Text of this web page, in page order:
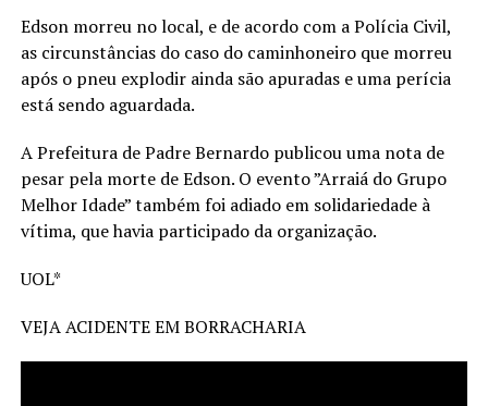
Edson morreu no local, e de acordo com a Polícia Civil,
as circunstâncias do caso do caminhoneiro que morreu
após o pneu explodir ainda são apuradas e uma perícia
está sendo aguardada.
A Prefeitura de Padre Bernardo publicou uma nota de
pesar pela morte de Edson. O evento ”Arraiá do Grupo
Melhor Idade” também foi adiado em solidariedade à
vítima, que havia participado da organização.
UOL*
VEJA ACIDENTE EM BORRACHARIA